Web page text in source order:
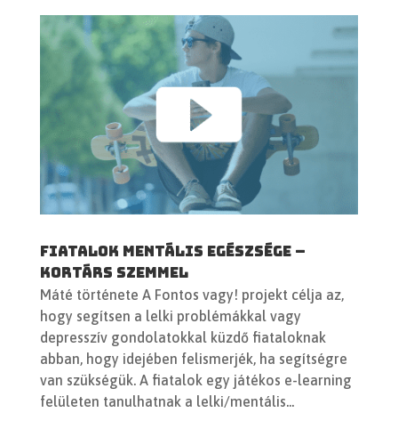
Fiatalok mentális egészsége –
kortárs szemmel
Máté története A Fontos vagy! projekt célja az,
hogy segítsen a lelki problémákkal vagy
depresszív gondolatokkal küzdő fiataloknak
abban, hogy idejében felismerjék, ha segítségre
van szükségük. A fiatalok egy játékos e-learning
felületen tanulhatnak a lelki/mentális...